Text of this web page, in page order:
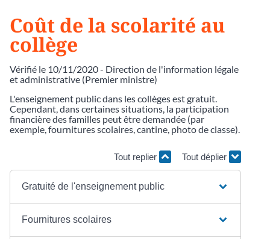
Coût de la scolarité au
collège
Vérifié le 10/11/2020 - Direction de l'information légale
et administrative (Premier ministre)
L'enseignement public dans les collèges est gratuit.
Cependant, dans certaines situations, la participation
financière des familles peut être demandée (par
exemple, fournitures scolaires, cantine, photo de classe).
Tout replier Tout déplier
Gratuité de l'enseignement public
Fournitures scolaires